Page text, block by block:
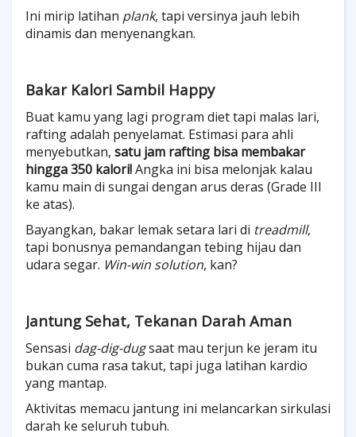
Ini mirip latihan plank, tapi versinya jauh lebih
dinamis dan menyenangkan.
Bakar Kalori Sambil Happy
Buat kamu yang lagi program diet tapi malas lari,
rafting adalah penyelamat. Estimasi para ahli
menyebutkan, satu jam rafting bisa membakar
hingga 350 kalori!Angka ini bisa melonjak kalau
kamu main di sungai dengan arus deras (Grade III
ke atas).
Bayangkan, bakar lemak setara lari di treadmill,
tapi bonusnya pemandangan tebing hijau dan
udara segar. Win-win solution, kan?
Jantung Sehat, Tekanan Darah Aman
Sensasi dag-dig-dugsaat mau terjun ke jeram itu
bukan cuma rasa takut, tapi juga latihan kardio
yang mantap.
Aktivitas memacu jantung ini melancarkan sirkulasi
darah ke seluruh tubuh.